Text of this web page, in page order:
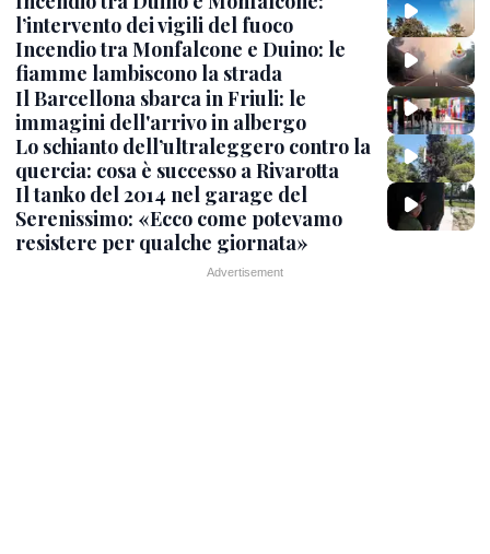
l’intervento dei vigili del fuoco
Incendio tra Monfalcone e Duino: le
fiamme lambiscono la strada
Il Barcellona sbarca in Friuli: le
immagini dell'arrivo in albergo
Lo schianto dell’ultraleggero contro la
quercia: cosa è successo a Rivarotta
Il tanko del 2014 nel garage del
Serenissimo: «Ecco come potevamo
resistere per qualche giornata»